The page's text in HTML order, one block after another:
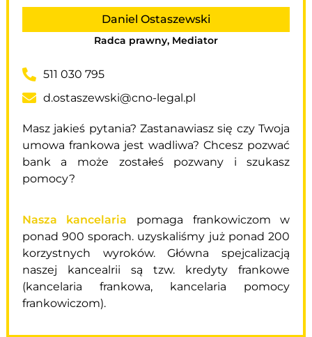
Daniel Ostaszewski
Radca prawny, Mediator
511 030 795
d.ostaszewski@cno-legal.pl
Masz jakieś pytania? Zastanawiasz się czy Twoja
umowa frankowa jest wadliwa? Chcesz pozwać
bank a może zostałeś pozwany i szukasz
pomocy?
Nasza kancelaria pomaga frankowiczom w
ponad 900 sporach. uzyskaliśmy już ponad 200
korzystnych wyroków. Główna spejcalizacją
naszej kancealrii są tzw. kredyty frankowe
(kancelaria frankowa, kancelaria pomocy
frankowiczom).